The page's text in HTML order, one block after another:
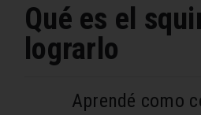
Qué es el
lograrlo
Aprendé como